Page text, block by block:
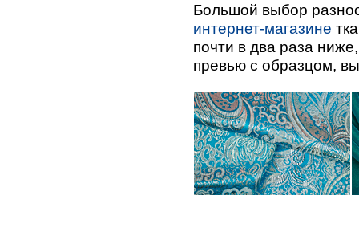
Большой выбор
интернет-магазине
почти в два раза
превью с образцом,